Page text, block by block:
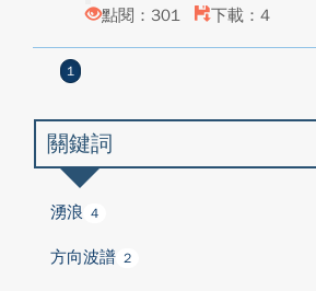
點閱：301
下載：4
1
關鍵詞
湧浪 4
方向波譜 2